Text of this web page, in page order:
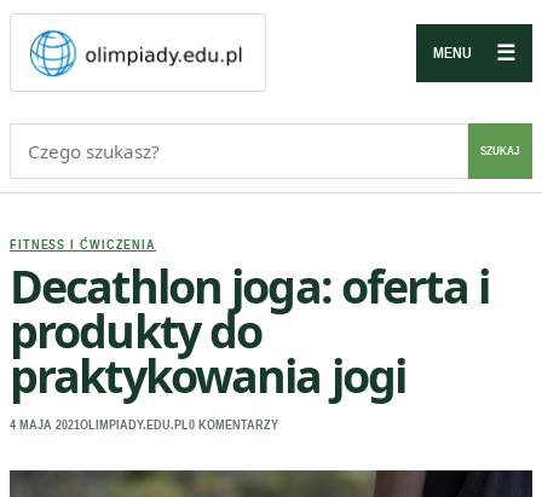
MENU ☰
SZUKAJ
FITNESS I ĆWICZENIA
Decathlon joga: oferta i
produkty do
praktykowania jogi
4 MAJA 2021 OLIMPIADY.EDU.PL 0 KOMENTARZY